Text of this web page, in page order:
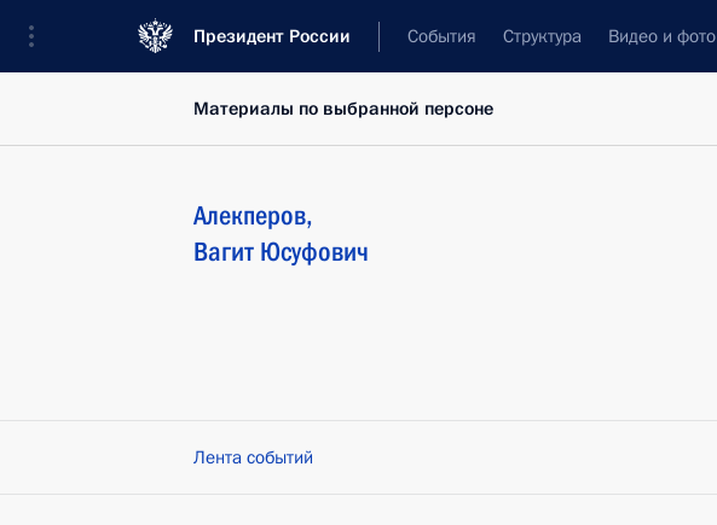
Президент России События Структура Видео и фото
Материалы по выбранной персоне
Алекперов,
Вагит Юсуфович
Лента событий